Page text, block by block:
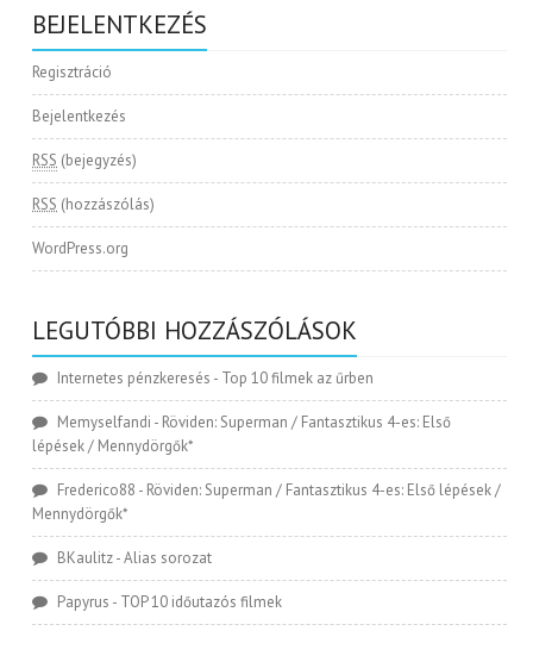
BEJELENTKEZÉS
Regisztráció
Bejelentkezés
RSS (bejegyzés)
RSS (hozzászólás)
WordPress.org
LEGUTÓBBI HOZZÁSZÓLÁSOK
Internetes pénzkeresés - Top 10 filmek az űrben
Memyselfandi - Röviden: Superman / Fantasztikus 4-es: Első
lépések / Mennydörgők*
Frederico88 - Röviden: Superman / Fantasztikus 4-es: Első lépések /
Mennydörgők*
BKaulitz-Alias sorozat
Papyrus - TOP 10 időutazós filmek